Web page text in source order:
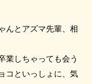
んとアズマ先輩、相
業しちゃっても会う
コといっしょに、気